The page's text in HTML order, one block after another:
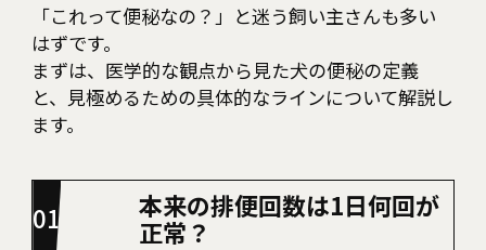
「これって便秘なの？」と迷う飼い主さんも多い
はずです。
まずは、医学的な観点から見た犬の便秘の定義
と、見極めるための具体的なラインについて解説し
ます。
本来の排便回数は1日何回が
正常？